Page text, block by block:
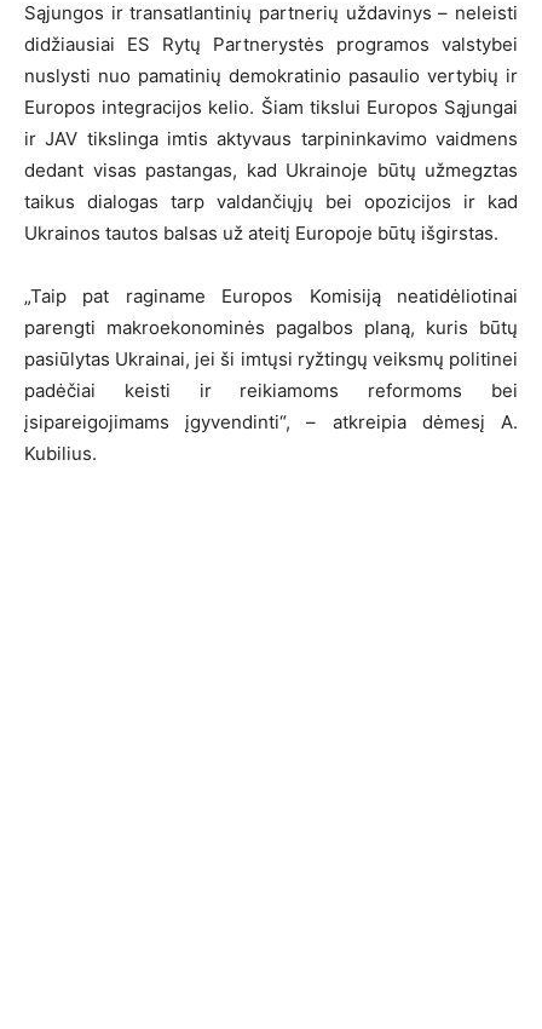
Sąjungos ir transatlantinių partnerių uždavinys – neleisti
didžiausiai ES Rytų Partnerystės programos valstybei
nuslysti nuo pamatinių demokratinio pasaulio vertybių ir
Europos integracijos kelio. Šiam tikslui Europos Sąjungai
ir JAV tikslinga imtis aktyvaus tarpininkavimo vaidmens
dedant visas pastangas, kad Ukrainoje būtų užmegztas
taikus dialogas tarp valdančiųjų bei opozicijos ir kad
Ukrainos tautos balsas už ateitį Europoje būtų išgirstas.
„Taip pat raginame Europos Komisiją neatidėliotinai
parengti makroekonominės pagalbos planą, kuris būtų
pasiūlytas Ukrainai, jei ši imtųsi ryžtingų veiksmų politinei
padėčiai keisti ir reikiamoms reformoms bei
įsipareigojimams įgyvendinti“, – atkreipia dėmesį A.
Kubilius.